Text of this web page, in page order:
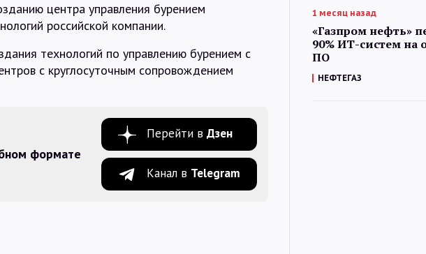
центра управления бурением
российской компании.
технологий по управлению бурением с
с круглосуточным сопровождением
формате
Перейти в Дзен
Канал в Telegram
1 месяц назад
«Газпром нефть»
90% ИТ-систем на
ПО
НЕФТЕГАЗ